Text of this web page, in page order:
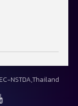
NSTDA,Thailand